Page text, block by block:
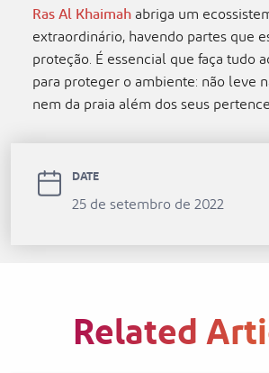
Ras Al Khaimahabriga um
extraordinário, havendo partes que
proteção. É essencial que faça tudo
para proteger o ambiente: não leve
nem da praia além dos seus
DATE
25 de setembro de 2022
Related